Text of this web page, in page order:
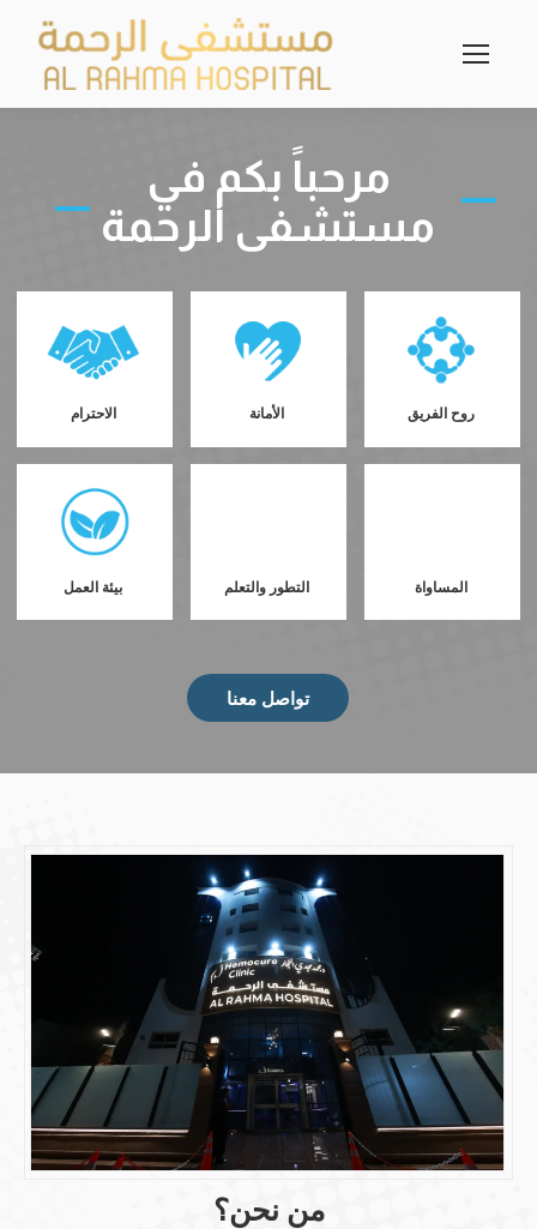
مرحباً بكم في
مستشفى الرحمة
تواصل معنا
الاحترام
المساواة بيئة العمل
الأمانة روح الفريق
التطور والتعلم
من نحن؟